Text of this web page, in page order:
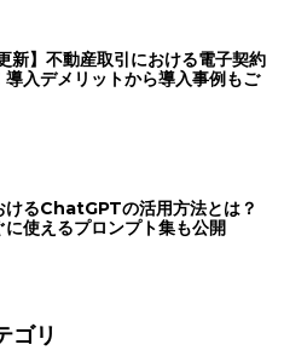
新】不動産取引における電子契約
入デメリットから導入事例もご
けるChatGPTの活用方法とは？
使えるプロンプト集も公開
ゴリ